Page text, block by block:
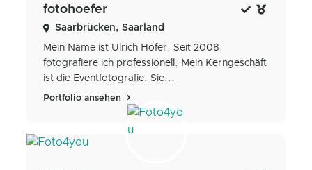
fotohoefer
Saarbrücken, Saarland
Mein Name ist Ulrich Höfer. Seit 2008
fotografiere ich professionell. Mein Kerngeschäft
ist die Eventfotografie. Sie...
Portfolio ansehen